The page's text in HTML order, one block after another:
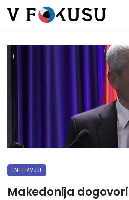
INTERVJU
Makedonija